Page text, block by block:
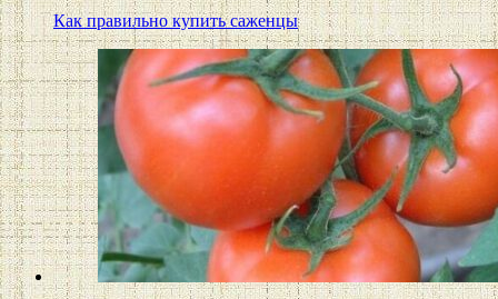
Как правильно купить саженцы